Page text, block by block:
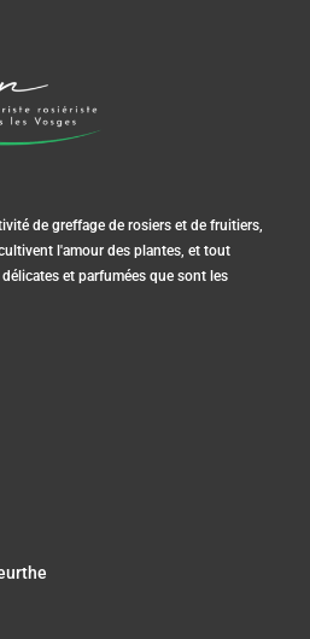
de greffage de rosiers et de fruitiers,
l'amour des plantes, et tout
et parfumées que sont les